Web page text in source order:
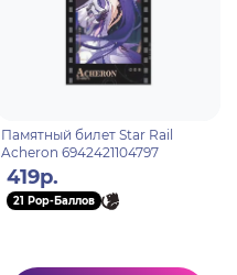
Памятный билет Star Rail
Acheron 6942421104797
419р.
21 Pop-Баллов